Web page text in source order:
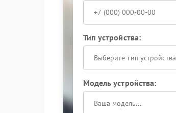
Тип устройства:
Выберите тип устройства
Модель устройства: